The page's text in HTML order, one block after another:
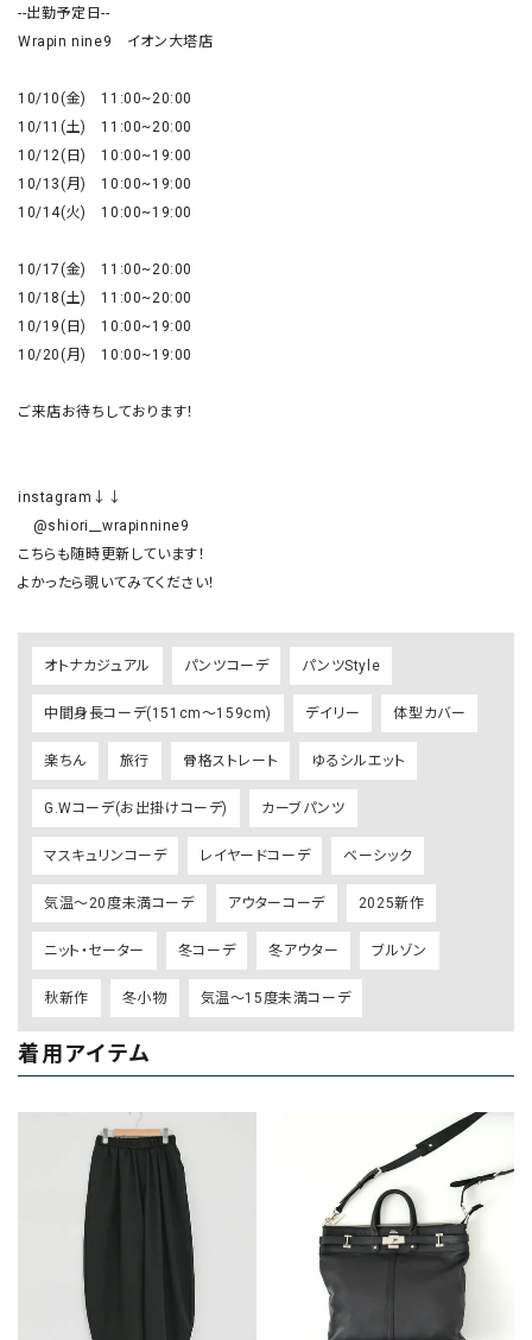
--出勤予定日--
Wrapin nine9　イオン大塔店
10/10(金)　11:00~20:00
10/11(土)　11:00~20:00
10/12(日)　10:00~19:00
10/13(月)　10:00~19:00
10/14(火)　10:00~19:00
10/17(金)　11:00~20:00
10/18(土)　11:00~20:00
10/19(日)　10:00~19:00
10/20(月)　10:00~19:00
ご来店お待ちしております！
instagram↓↓
@shiori__wrapinnine9
こちらも随時更新しています！
オトナカジュアル パンツコーデ パンツStyle
中間身長コーデ(151cm～159cm) デイリー 体型カバー
楽ちん 旅行 骨格ストレート ゆるシルエット
G.Wコーデ(お出掛けコーデ) カーブパンツ
マスキュリンコーデ レイヤードコーデ ベーシック
気温～20度未満コーデ アウターコーデ 2025新作
ニット・セーター 冬コーデ 冬アウター ブルゾン
秋新作 冬小物 気温～15度未満コーデ
着用アイテム